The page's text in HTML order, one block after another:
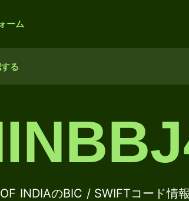
ーム
る
INDIAのBIC / SWIFTコード情